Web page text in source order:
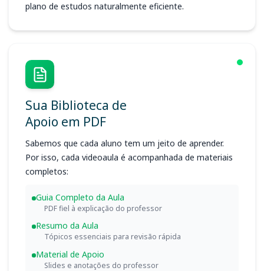
plano de estudos naturalmente eficiente.
Sua Biblioteca de
Apoio em PDF
Sabemos que cada aluno tem um jeito de aprender.
Por isso, cada videoaula é acompanhada de materiais
completos:
Guia Completo da Aula
PDF fiel à explicação do professor
Resumo da Aula
Tópicos essenciais para revisão rápida
Material de Apoio
Slides e anotações do professor